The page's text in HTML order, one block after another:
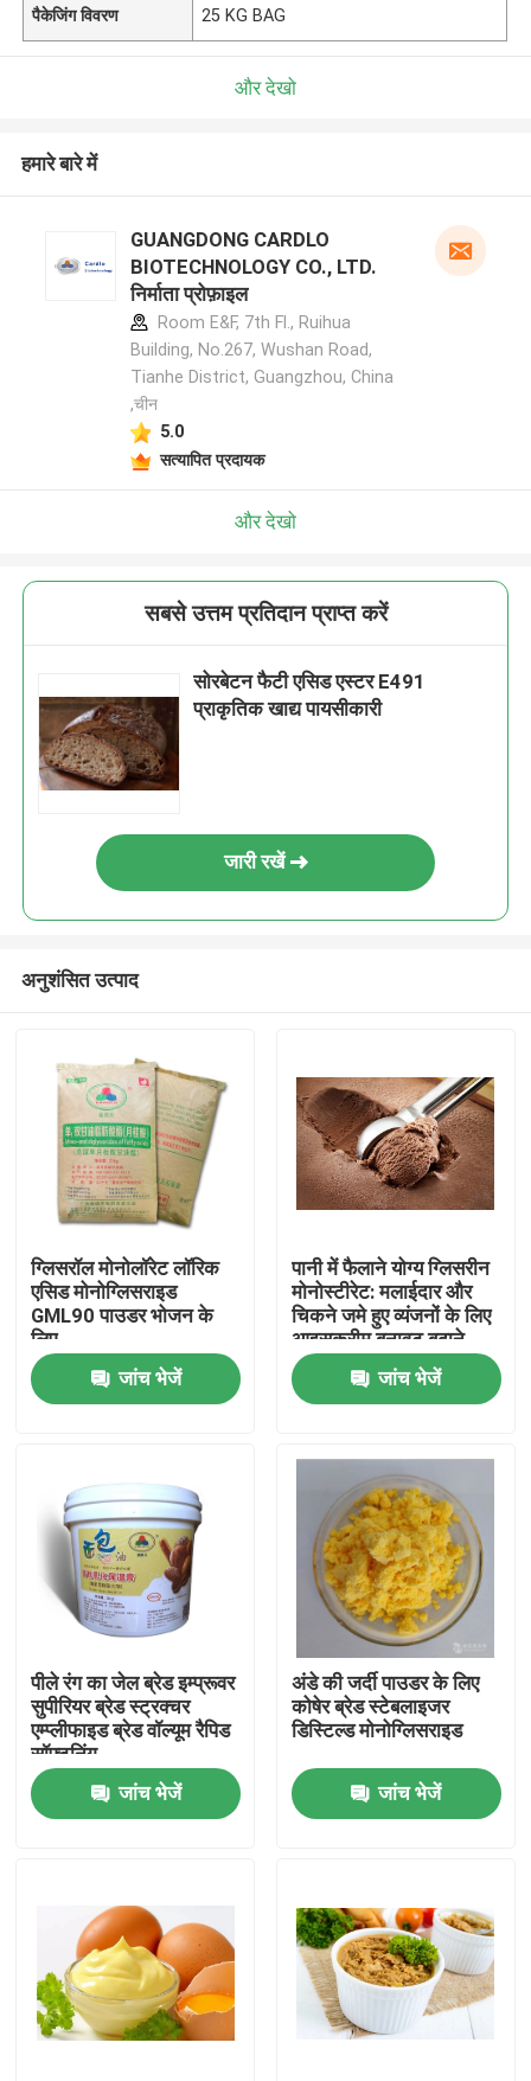
वीडियो
वीआर शो
हमारे बारे में
कारखाना भ्रमण
संपर्क करें
समाचार
पैकेजिंग विवरण 25 KG BAG
और देखो
हमारे बारे में
GUANGDONG CARDLO
BIOTECHNOLOGY CO., LTD.
निर्माता प्रोफ़ाइल
Room E&F, 7th Fl., Ruihua
Building, No.267, Wushan Road,
Tianhe District, Guangzhou, China
,चीन
5.0
सत्यापित प्रदायक
और देखो
सबसे उत्तम प्रतिदान प्राप्त करें
सोरबेटन फैटी एसिड एस्टर E491
प्राकृतिक खाद्य पायसीकारी
जारी रखें
अनुशंसित उत्पाद
ग्लिसरॉल मोनोलॉरेट लॉरिक
एसिड मोनोग्लिसराइड
GML90 पाउडर भोजन के
लिए
जांच भेजें
पानी में फैलाने योग्य ग्लिसरीन
मोनोस्टीरेट: मलाईदार और
चिकने जमे हुए व्यंजनों के लिए
आइसक्रीम बनावट बढ़ाने
वाला
जांच भेजें
पीले रंग का जेल ब्रेड इम्प्रूवर
सुपीरियर ब्रेड स्ट्रक्चर
एम्प्लीफाइड ब्रेड वॉल्यूम रैपिड
सॉफ्टनिंग
जांच भेजें
अंडे की जर्दी पाउडर के लिए
कोषेर ब्रेड स्टेबलाइजर
डिस्टिल्ड मोनोग्लिसराइड
जांच भेजें